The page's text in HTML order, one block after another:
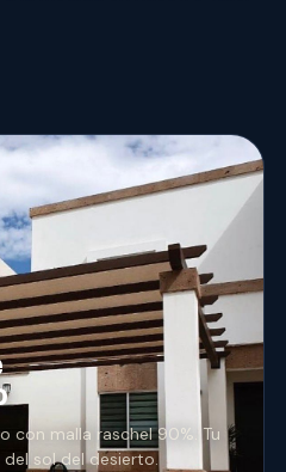
con malla raschel 90%. Tu
sol del desierto.